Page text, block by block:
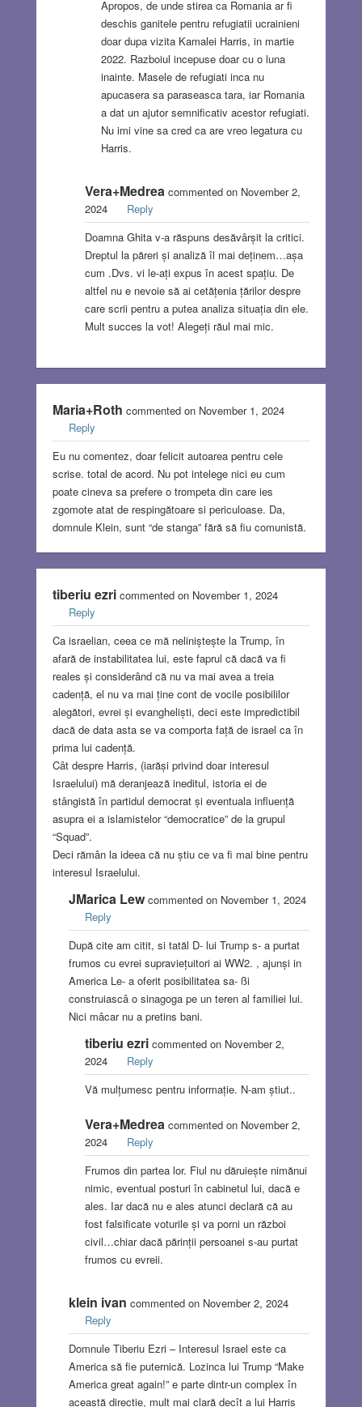
Apropos, de unde stirea ca Romania ar fi
deschis ganitele pentru refugiatii ucrainieni
doar dupa vizita Kamalei Harris, in martie
2022. Razboiul incepuse doar cu o luna
inainte. Masele de refugiati inca nu
apucasera sa paraseasca tara, iar Romania
a dat un ajutor semnificativ acestor refugiati.
Nu imi vine sa cred ca are vreo legatura cu
Harris.
Vera+Medreacommented on November 2,
2024
Reply
Doamna Ghita v-a răspuns desăvârșit la critici.
Dreptul la păreri și analiză îl mai deținem…așa
cum .Dvs. vi le-ați expus în acest spațiu. De
altfel nu e nevoie să ai cetățenia țărilor despre
care scrii pentru a putea analiza situația din ele.
Mult succes la vot! Alegeți răul mai mic.
Maria+Roth commented on November 1, 2024
Reply
Eu nu comentez, doar felicit autoarea pentru cele
scrise. total de acord. Nu pot intelege nici eu cum
poate cineva sa prefere o trompeta din care ies
zgomote atat de respingătoare si periculoase. Da,
domnule Klein, sunt “de stanga” fără să fiu comunistă.
tiberiu ezricommented on November 1, 2024
Reply
Ca israelian, ceea ce mă neliniștește la Trump, în
afară de instabilitatea lui, este faprul că dacă va fi
reales și considerând că nu va mai avea a treia
cadență, el nu va mai ține cont de vocile posibililor
alegători, evrei și evangheliști, deci este impredictibil
dacă de data asta se va comporta față de israel ca în
prima lui cadență.
Cât despre Harris, (iarăși privind doar interesul
Israelului) mă deranjează ineditul, istoria ei de
stângistă în partidul democrat și eventuala influență
asupra ei a islamistelor “democratice” de la grupul
“Squad”.
Deci rămân la ideea că nu știu ce va fi mai bine pentru
interesul Israelului.
JMarica Lewcommented on November 1, 2024
Reply
După cite am citit, si tatăl D- lui Trump s- a purtat
frumos cu evrei supraviețuitori ai WW2. , ajunși in
America Le- a oferit posibilitatea sa- ßi
construiascâ o sinagoga pe un teren al familiei lui.
Nici mâcar nu a pretins bani.
tiberiu ezricommented on November 2,
2024
Reply
Vă mulțumesc pentru informație. N-am știut..
Vera+Medreacommented on November 2,
2024
Reply
Frumos din partea lor. Fiul nu dăruiește nimănui
nimic, eventual posturi în cabinetul lui, dacă e
ales. Iar dacă nu e ales atunci declară că au
fost falsificate voturile și va porni un război
civil…chiar dacă părinții persoanei s-au purtat
frumos cu evreii.
klein ivan commented on November 2, 2024
Reply
Domnule Tiberiu Ezri – Interesul Israel este ca
America să fie puternică. Lozinca lui Trump “Make
America great again!” e parte dintr-un complex în
această direcție, mult mai clară decît a lui Harris